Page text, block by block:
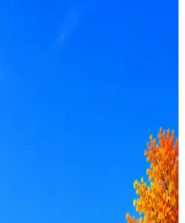
с Эйч